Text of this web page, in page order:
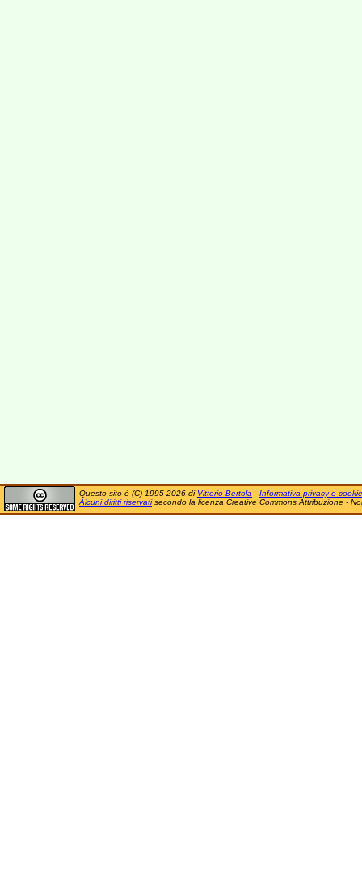
Questo sito è (C) 1995-2026 di Vittorio Bertola - Informativa privacy e cookie
Alcuni diritti riservatisecondo la licenza Creative Commons Attribuzione -